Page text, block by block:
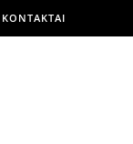
KONTAKTAI